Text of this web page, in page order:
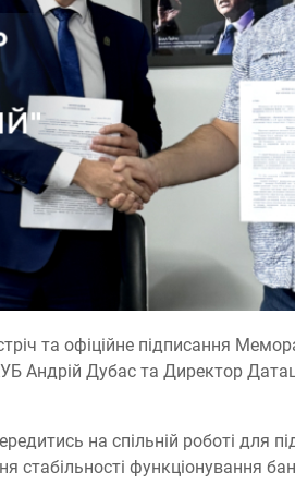
та офіційне підписання
Андрій Дубас та Директор
на спільній роботі для
стабільності функціонування